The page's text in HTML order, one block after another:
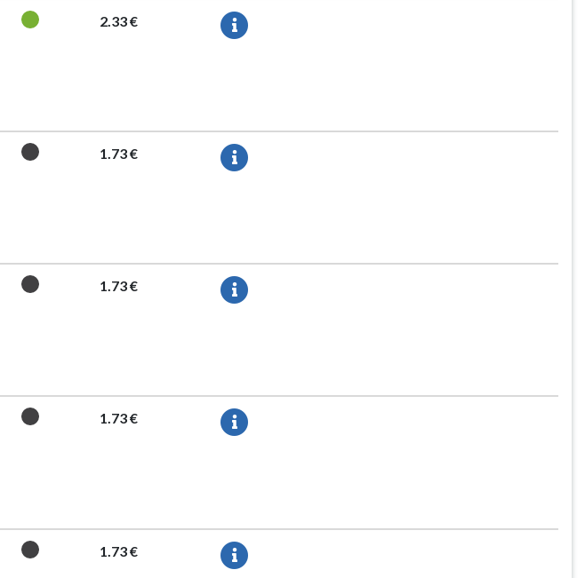
2.33 €
1.73 €
1.73 €
1.73 €
1.73 €